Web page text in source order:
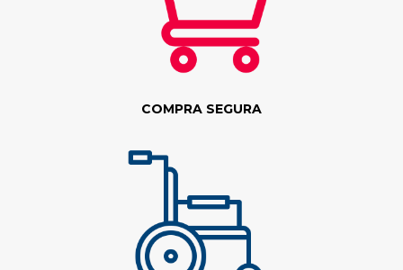
COMPRA SEGURA